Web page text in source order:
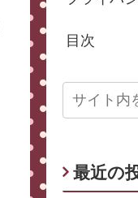
目次
最近の